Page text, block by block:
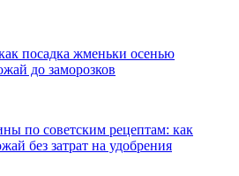
посадка жменьки осенью
до заморозков
по советским рецептам: как
без затрат на удобрения